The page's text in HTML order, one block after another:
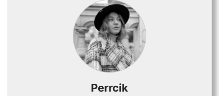
Perrcik